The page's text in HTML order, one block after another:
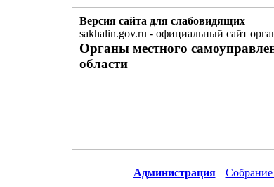
Версия сайта для слабовидящих
sakhalin.gov.ru - официальный сайт
Органы местного
области
Администрация Собрание